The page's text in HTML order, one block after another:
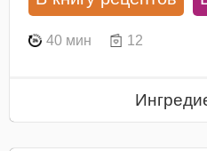
40 мин 12